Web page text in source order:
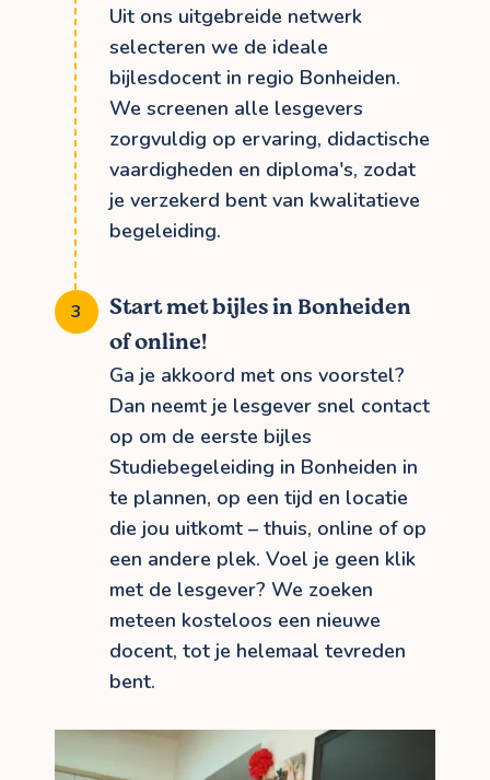
Uit ons uitgebreide netwerk
selecteren we de ideale
bijlesdocent in regio Bonheiden.
We screenen alle lesgevers
zorgvuldig op ervaring, didactische
vaardigheden en diploma's, zodat
je verzekerd bent van kwalitatieve
begeleiding.
Start met bijles in Bonheiden
of online!
Ga je akkoord met ons voorstel?
Dan neemt je lesgever snel contact
op om de eerste bijles
Studiebegeleiding in Bonheiden in
te plannen, op een tijd en locatie
die jou uitkomt – thuis, online of op
een andere plek. Voel je geen klik
met de lesgever? We zoeken
meteen kosteloos een nieuwe
docent, tot je helemaal tevreden
bent.